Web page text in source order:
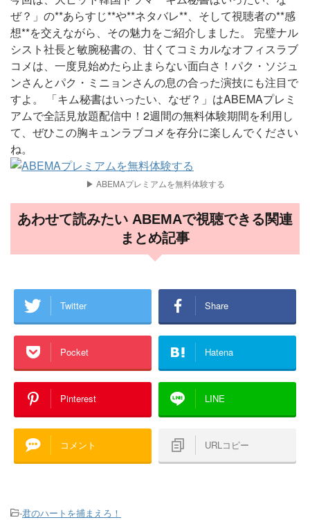
ぜ？」の**あらすじ**や**ネタバレ**、そして視聴者の**感
想**を交えながら、その魅力をご紹介しました。 完璧ナル
シスト社長と敏腕秘書の、甘くてコミカルなオフィスラブ
コメは、一度見始めたら止まらない面白さ！パク・ソジュ
ンさんとパク・ミニョンさんの息の合った演技にも注目で
すよ。 「キム秘書はいったい、なぜ？」はABEMAプレミ
アムで全話見放題配信中！2週間の無料体験期間を利用し
て、ぜひこの胸キュンラブコメを存分に楽しんでください
ね。
▶ ABEMAプレミアムを無料体験する
あわせて読みたい ABEMAで視聴できる関連
まとめ記事
Twitter Share
Pocket Hatena
Pinterest LINE
コメント URLコピー
-君のハートを捕まえろ！